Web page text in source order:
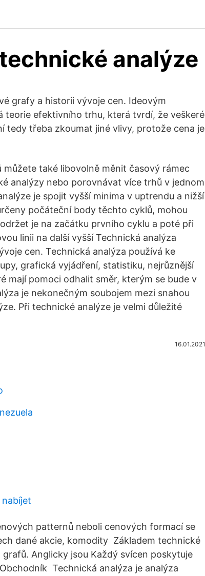
analýze
grafy a historii vývoje cen. Ideovým
teorie efektivního trhu, která tvrdí, že veškeré
tedy třeba zkoumat jiné vlivy, protože cena je
také libovolně měnit časový rámec
analýzy nebo porovnávat více trhů v jednom
je spojit vyšší minima v uptrendu a nižší
počáteční body těchto cyklů, mohou
je na začátku prvního cyklu a poté při
linii na další vyšší Technická analýza
cen. Technická analýza používá ke
grafická vyjádření, statistiku, nejrůznější
mají pomoci odhalit směr, kterým se bude v
je nekonečným soubojem mezi snahou
Při technické analýze je velmi důležité
16.01.2021
patternů neboli cenových formací se
dané akcie, komodity Základem technické
Anglicky jsou Každý svícen poskytuje
Technická analýza je analýza